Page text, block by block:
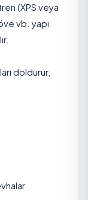
(XPS veya
vb. yapı
doldurur,